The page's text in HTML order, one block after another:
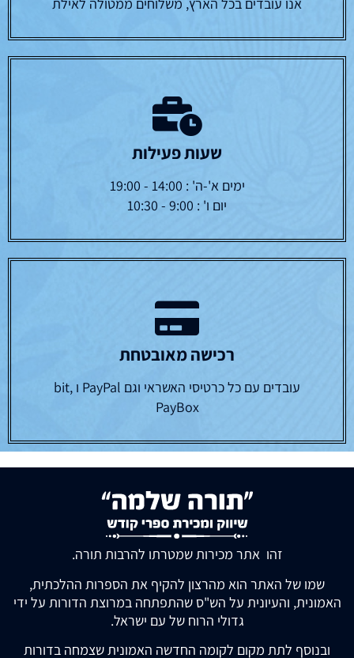
אנו עובדים בכל הארץ, משלוחים ממטולה לאילת
שעות פעילות
ימים א'-ה' : 14:00 - 19:00
יום ו' : 9:00 - 10:30
רכישה מאובטחת
עובדים עם כל כרטיסי האשראי וגם PayPal ו bit,
PayBox
זהו אתר מכירות שמטרתו להרבות תורה.
שמו של האתר הוא מהרצון להקיף את הספרות ההלכתית,
האמונית, והעיונית על הש"ס שהתפתחה במרוצת הדורות על ידי
גדולי הרוח של עם ישראל.
ובנוסף לתת מקום לקומה החדשה האמונית שצמחה בדורות